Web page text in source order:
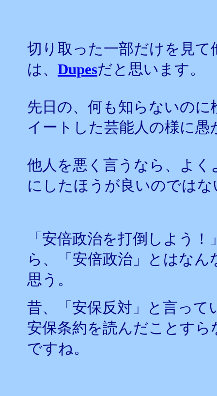
切り取った一部だけを見
は、 Dupesだと思います。
先日の、何も知らないの
イートした芸能人の様に
他人を悪く言うなら、よ
にしたほうが良いのでは
「安倍政治を打倒しよう
ら、「安倍政治」とはな
思う。
昔、「安保反対」と言っ
安保条約を読んだことす
ですね。